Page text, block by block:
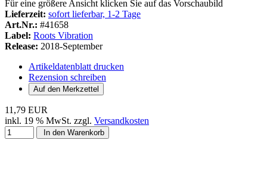
Für eine größere Ansicht klicken Sie auf das Vorschaubild
Lieferzeit: sofort lieferbar, 1-2 Tage
Art.Nr.: #41658
Label: Roots Vibration
Release: 2018-September
Artikeldatenblatt drucken
Rezension schreiben
11,79 EUR
inkl. 19 % MwSt. zzgl. Versandkosten
In den Warenkorb